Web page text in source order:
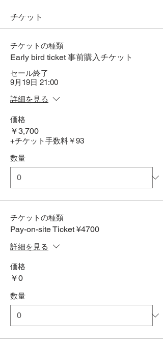
チケット
チケットの種類
Early bird ticket 事前購入チケット
セール終了
9月19日 21:00
詳細を見る
価格
￥3,700
+チケット手数料￥93
数量
チケットの種類
Pay-on-site Ticket ¥4700
詳細を見る
価格
￥0
数量